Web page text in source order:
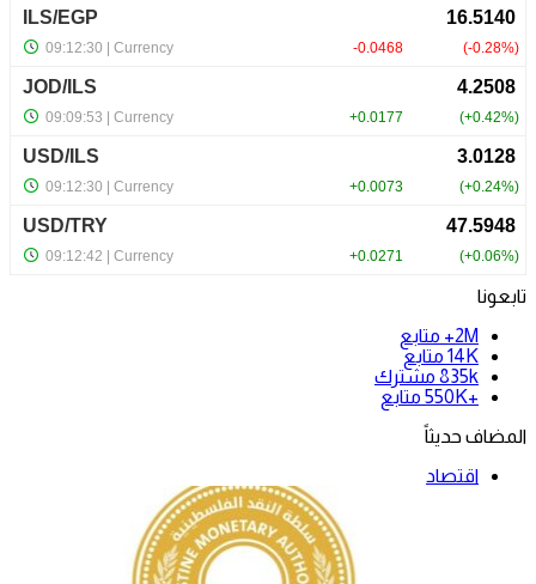
تابعونا
2M+
متابع
14K متابع
835k مشترك
+550K
متابع
المضاف حديثاً
اقتصاد